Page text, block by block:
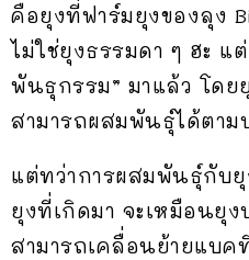
คือยุงที่ฟาร์มยุงของลุง
ไม่ใช่ยุงธรรมดา ๆ ฮะ
พันธุกรรม” มาแล้ว โดย
สามารถผสมพันธุ์ได้ตาม
แต่ทว่าการผสมพันธุ์กับ
ยุงที่เกิดมา จะเหมือนยุ
สามารถเคลื่อนย้ายแบค